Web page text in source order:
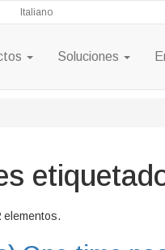
Italiano
Soluciones
elementos.